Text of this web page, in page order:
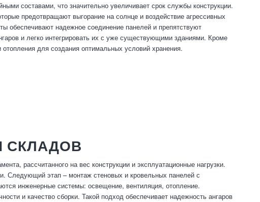
составами, что значительно увеличивает срок службы конструкции.
предотвращают выгорание на солнце и воздействие агрессивных
обеспечивают надежное соединение панелей и препятствуют
и легко интегрировать их с уже существующими зданиями. Кроме
для создания оптимальных условий хранения.
СКЛАДОВ
рассчитанного на вес конструкции и эксплуатационные нагрузки.
Следующий этап – монтаж стеновых и кровельных панелей с
инженерные системы: освещение, вентиляция, отопление.
и качество сборки. Такой подход обеспечивает надежность ангаров